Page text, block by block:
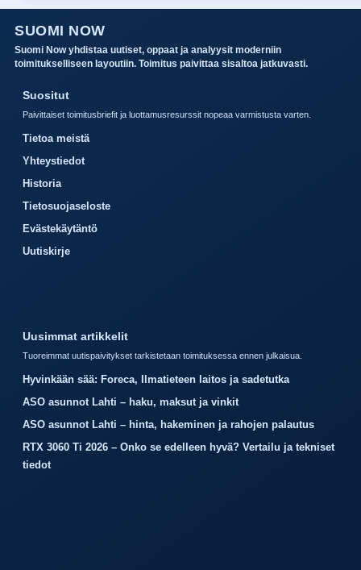
SUOMI NOW
Suomi Now yhdistaa uutiset, oppaat ja analyysit moderniin
toimitukselliseen layoutiin. Toimitus paivittaa sisaltoa jatkuvasti.
Suositut
Paivittaiset toimitusbriefit ja luottamusresurssit nopeaa varmistusta varten.
Tietoa meistä
Yhteystiedot
Historia
Tietosuojaseloste
Evästekäytäntö
Uutiskirje
Uusimmat artikkelit
Tuoreimmat uutispaivitykset tarkistetaan toimituksessa ennen julkaisua.
Hyvinkään sää: Foreca, Ilmatieteen laitos ja sadetutka
ASO asunnot Lahti – haku, maksut ja vinkit
ASO asunnot Lahti – hinta, hakeminen ja rahojen palautus
RTX 3060 Ti 2026 – Onko se edelleen hyvä? Vertailu ja tekniset
tiedot